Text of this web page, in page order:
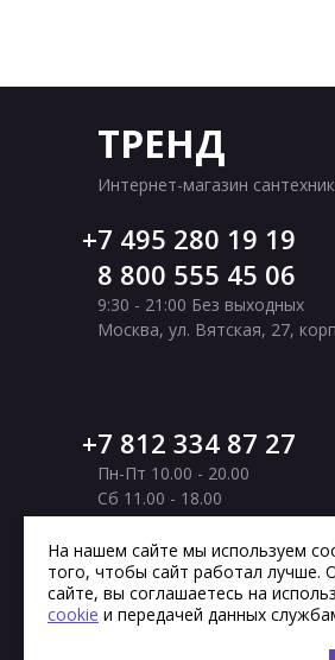
ТРЕНД
Интернет-магазин
7 495 280 19 19
8 800 555 45 06
9:30 - 21:00 Без выходных
Москва, ул. Вятская, 27,
7 812 334 87 27
Пн-Пт 10.00 - 20.00
Сб 11.00 - 18.00
Вс Выходной
Санкт-Петербург,
корп. 2
На нашем сайте мы используем
того, чтобы сайт работал лучше.
сайте, вы соглашаетесь на
cookie и передачей данных